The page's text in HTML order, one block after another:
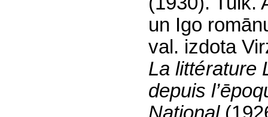
un Igo
val. izdota
La littérature
depuis l’